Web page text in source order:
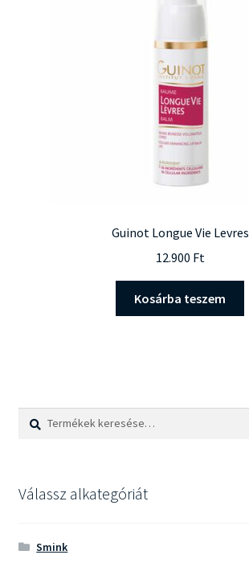
Guinot Longue Vie Levres
12.900 Ft
Kosárba teszem
Keresés
Keresés
Válassz alkategóriát
Smink